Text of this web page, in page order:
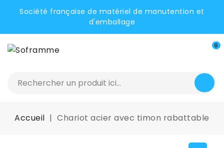
Société française de matériel de manutention et
d'emballage
0
Accueil Chariot acier avec timon rabattable